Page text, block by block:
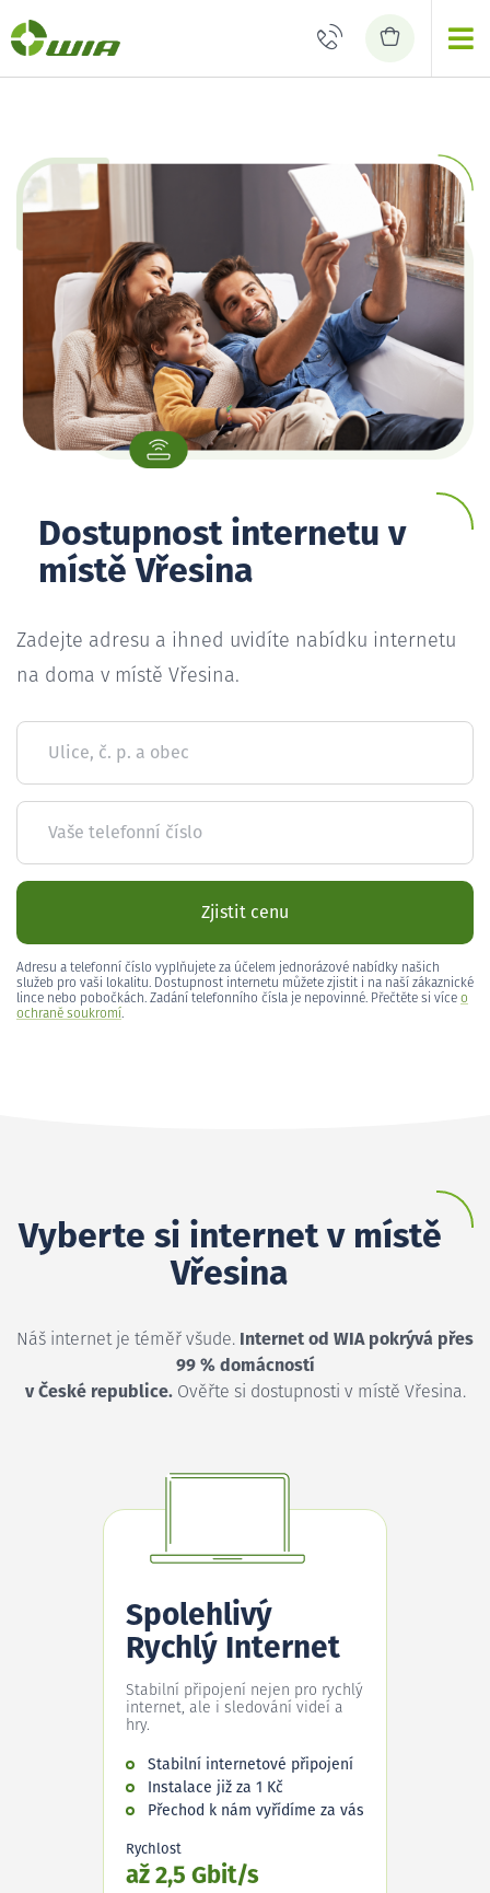
Dostupnost internetu v
místě Vřesina
Zadejte adresu a ihned uvidíte nabídku internetu
na doma v místě Vřesina.
Ulice, č. p. a obec
Vaše telefonní číslo
Zjistit cenu
Adresu a telefonní číslo vyplňujete za účelem jednorázové nabídky našich
služeb pro vaši lokalitu. Dostupnost internetu můžete zjistit i na naší zákaznické
lince nebo pobočkách. Zadání telefonního čísla je nepovinné. Přečtěte si více o
ochraně soukromí.
Vyberte si internet v místě
Vřesina
Náš internet je téměř všude. Internet od WIA pokrývá přes
99 % domácností
v České republice.Ověřte si dostupnosti v místě Vřesina.
Spolehlivý
Rychlý Internet
Stabilní připojení nejen pro rychlý
internet, ale i sledování videí a
hry.
Stabilní internetové připojení
Instalace již za 1 Kč
Přechod k nám vyřídíme za vás
Rychlost
až 2,5 Gbit/s